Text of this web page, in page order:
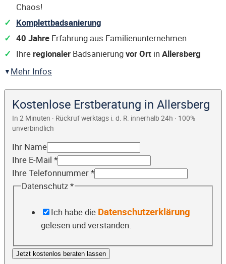
Chaos!
Komplettbadsanierung
40 Jahre Erfahrung aus Familienunternehmen
Ihre regionaler Badsanierungvor Ort in Allersberg
Mehr Infos
Kostenlose Erstberatung in Allersberg
In 2 Minuten · Rückruf werktags i. d. R. innerhalb 24h · 100%
unverbindlich
Ihr Name
Ihre E-Mail *
Ihre Telefonnummer*
Datenschutz*
Ich habe die Datenschutzerklärung
gelesen und verstanden.
Jetzt kostenlos beraten lassen